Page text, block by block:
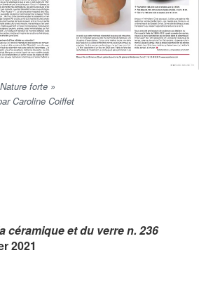
forte »
Caroline Coiffet
céramique et du verre n. 236
2021